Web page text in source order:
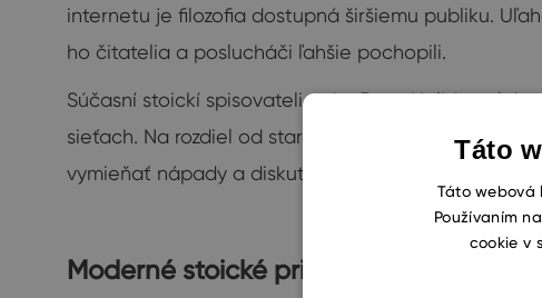
internetu je filozofia dostupná širšiemu publiku.
ho čitatelia a poslucháči ľahšie pochopili.
Súčasní stoickí spisovatelia ako Ryan Holiday
sieťach. Na rozdiel od starovekého stoicizmu dnes
vymieňať nápady a diskutovať o témach súvisiacich
Moderné stoické princípy v podnikaní
Táto
Táto webová
Používaním
cookie v